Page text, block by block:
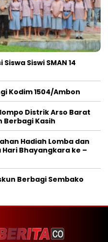
Siswi SMAN 14
Kodim 1504/Ambon
Distrik Arso Barat
Berbagi Kasih
Hadiah Lomba dan
Bhayangkara ke –
Berbagi Sembako